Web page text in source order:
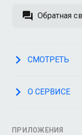
Обратная
СМОТРЕТЬ
О СЕРВИСЕ
ПРИЛОЖЕНИЯ